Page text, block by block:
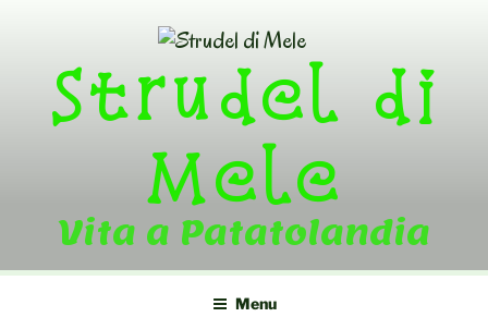
contentStrudel di
Mele
Vita a Patatolandia
Menu